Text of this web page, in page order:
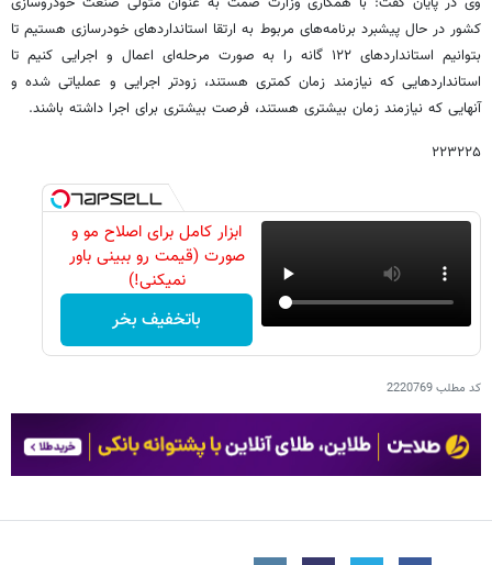
کشور در حال پیشبرد برنامه‌های مربوط به ارتقا استانداردهای خودرسازی هستیم تا
بتوانیم استانداردهای ۱۲۲ گانه را به صورت مرحله‌ای اعمال و اجرایی کنیم تا
استانداردهایی که نیازمند زمان کمتری هستند، زودتر اجرایی و عملیاتی شده و
آنهایی که نیازمند زمان بیشتری هستند، فرصت بیشتری برای اجرا داشته باشند.
۲۲۳۲۲۵
ابزار کامل برای اصلاح مو و
صورت (قیمت رو ببینی باور
نمیکنی!)
باتخفیف بخر
کد مطلب2220769